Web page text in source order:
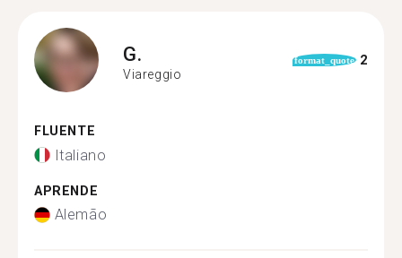
G.
Viareggio
format_quote 2
FLUENTE
Italiano
APRENDE
Alemão